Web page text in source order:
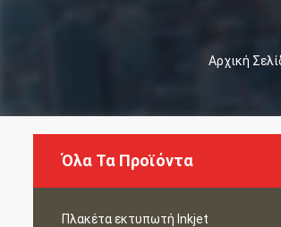
Αρχική
Όλα Τα Προϊόντα
Πλακέτα εκτυπωτή Inkjet